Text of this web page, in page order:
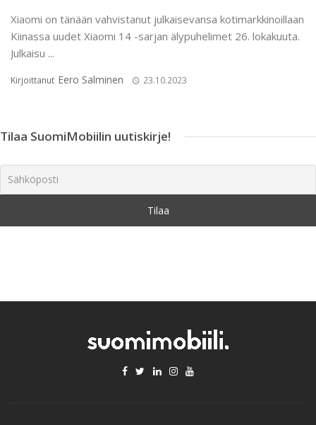
Xiaomi on tänään vahvistanut julkaisevansa kotimarkkinoillaan
Kiinassa uudet Xiaomi 14 -sarjan älypuhelimet 26. lokakuuta.
Julkaisu ...
Kirjoittanut Eero Salminen 23.10.2023
Tilaa SuomiMobiilin uutiskirje!